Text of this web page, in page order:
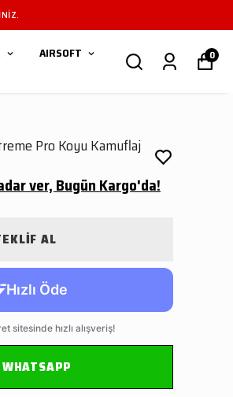
RUHSATLI YIVSIZ AV TÜFEKLERI IÇINDIR" YIVSIZ
AIRSOFT 0
Pro Koyu Kamuflaj
ver, Bugün Kargo'da!
AL
WHATSAPP